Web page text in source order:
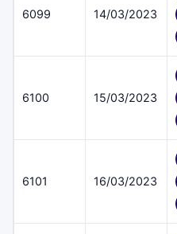
6099 14/03/2023
6100 15/03/2023
6101 16/03/2023